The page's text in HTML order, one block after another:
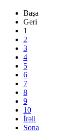
Başa
Geri
1
2
3
4
5
6
7
8
9
10
İrəli
Sona